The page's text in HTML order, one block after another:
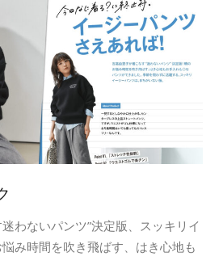
わないパンツ”決定版、スッキリイ
み時間を吹き飛ばす、はき心地も